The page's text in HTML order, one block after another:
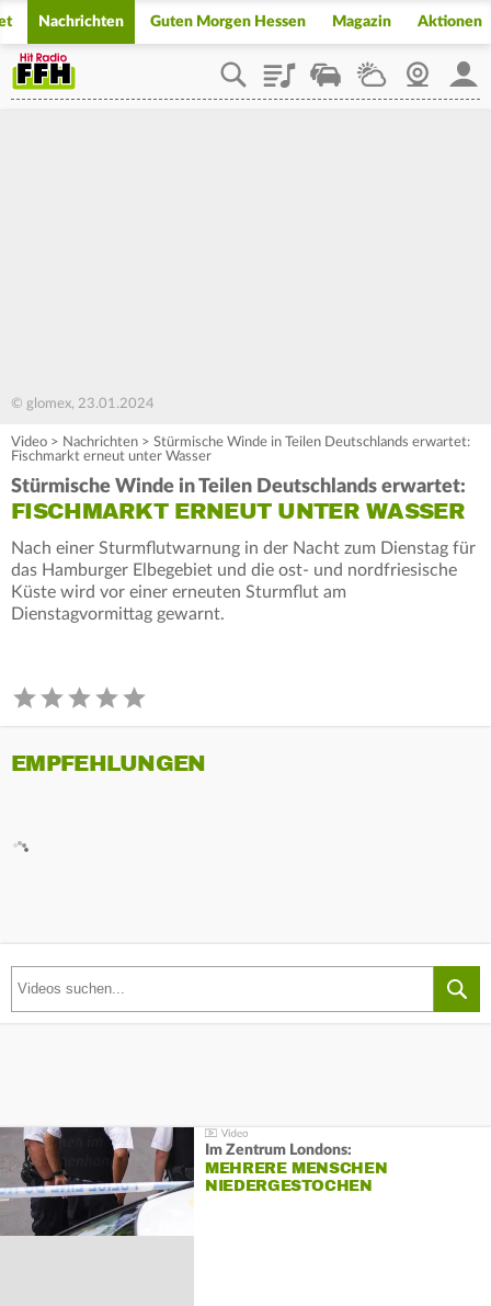
Nachrichten Guten Morgen Hessen Magazin Aktionen
PlaylistStaupilotWetterWebcam
© glomex, 23.01.2024
Video > Nachrichten > Stürmische Winde in Teilen Deutschlands erwartet:
Fischmarkt erneut unter Wasser
Stürmische Winde in Teilen Deutschlands erwartet:
FISCHMARKT ERNEUT UNTER WASSER
Nach einer Sturmflutwarnung in der Nacht zum Dienstag für
das Hamburger Elbegebiet und die ost- und nordfriesische
Küste wird vor einer erneuten Sturmflut am
Dienstagvormittag gewarnt.
EMPFEHLUNGEN
Im Zentrum Londons:
MEHRERE MENSCHEN
NIEDERGESTOCHEN